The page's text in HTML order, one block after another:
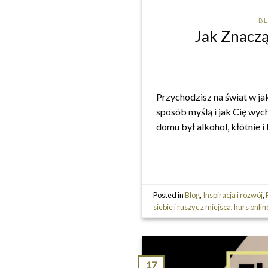
Jak
Przychodzisz na świat w
sposób myślą i jak Cię
domu był alkohol, kłótnie
Posted inBlog, Inspiracja i rozwój,
siebie i ruszyc z miejsca,kurs
17